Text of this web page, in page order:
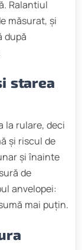
Ralantiul
măsurat, și
după
starea
la rulare, deci
și riscul de
și înainte
de
anvelopei:
mai puțin.